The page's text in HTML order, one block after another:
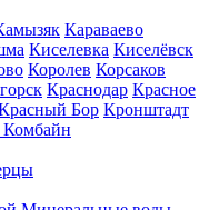
Караваево
Киселевка Киселёвск
Королев Корсаков
Краснодар Красное
Бор Кронштадт
Комбайн